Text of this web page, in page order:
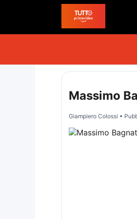
Massimo
Giampiero Colossi •